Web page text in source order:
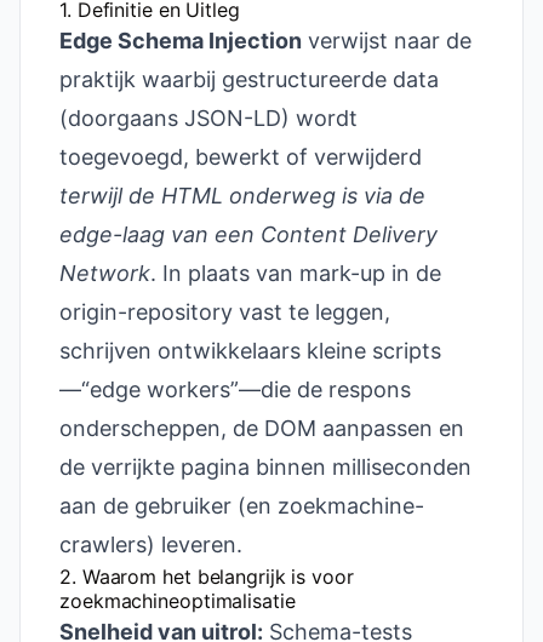
1. Definitie en Uitleg
Edge Schema Injection verwijst naar de
praktijk waarbij gestructureerde data
(doorgaans JSON-LD) wordt
toegevoegd, bewerkt of verwijderd
terwijl de HTML onderweg is via de
edge-laag van een Content Delivery
Network. In plaats van mark-up in de
origin-repository vast te leggen,
schrijven ontwikkelaars kleine scripts
—“edge workers”—die de respons
onderscheppen, de DOM aanpassen en
de verrijkte pagina binnen milliseconden
aan de gebruiker (en zoekmachine-
crawlers) leveren.
2. Waarom het belangrijk is voor
zoekmachineoptimalisatie
Snelheid van uitrol: Schema-tests